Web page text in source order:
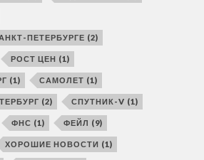
ПЕТЕРБУРГЕ (2)
РОСТ ЦЕН (1)
(1) САМОЛЕТ (1)
(2) СПУТНИК-V (1)
ФНС (1) ФЕЙЛ (9)
ХОРОШИЕ НОВОСТИ (1)